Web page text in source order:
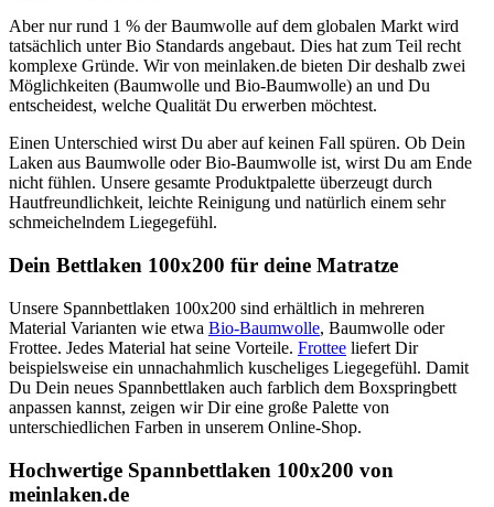
Aber nur rund 1 % der Baumwolle auf dem globalen Markt wird
tatsächlich unter Bio Standards angebaut. Dies hat zum Teil recht
komplexe Gründe. Wir von meinlaken.de bieten Dir deshalb zwei
Möglichkeiten (Baumwolle und Bio-Baumwolle) an und Du
entscheidest, welche Qualität Du erwerben möchtest.
Einen Unterschied wirst Du aber auf keinen Fall spüren. Ob Dein
Laken aus Baumwolle oder Bio-Baumwolle ist, wirst Du am Ende
nicht fühlen. Unsere gesamte Produktpalette überzeugt durch
Hautfreundlichkeit, leichte Reinigung und natürlich einem sehr
schmeichelndem Liegegefühl.
Dein Bettlaken 100x200 für deine Matratze
Unsere Spannbettlaken 100x200 sind erhältlich in mehreren
Material Varianten wie etwa Bio-Baumwolle, Baumwolle oder
Frottee. Jedes Material hat seine Vorteile. Frottee liefert Dir
beispielsweise ein unnachahmlich kuscheliges Liegegefühl. Damit
Du Dein neues Spannbettlaken auch farblich dem Boxspringbett
anpassen kannst, zeigen wir Dir eine große Palette von
unterschiedlichen Farben in unserem Online-Shop.
Hochwertige Spannbettlaken 100x200 von
meinlaken.de